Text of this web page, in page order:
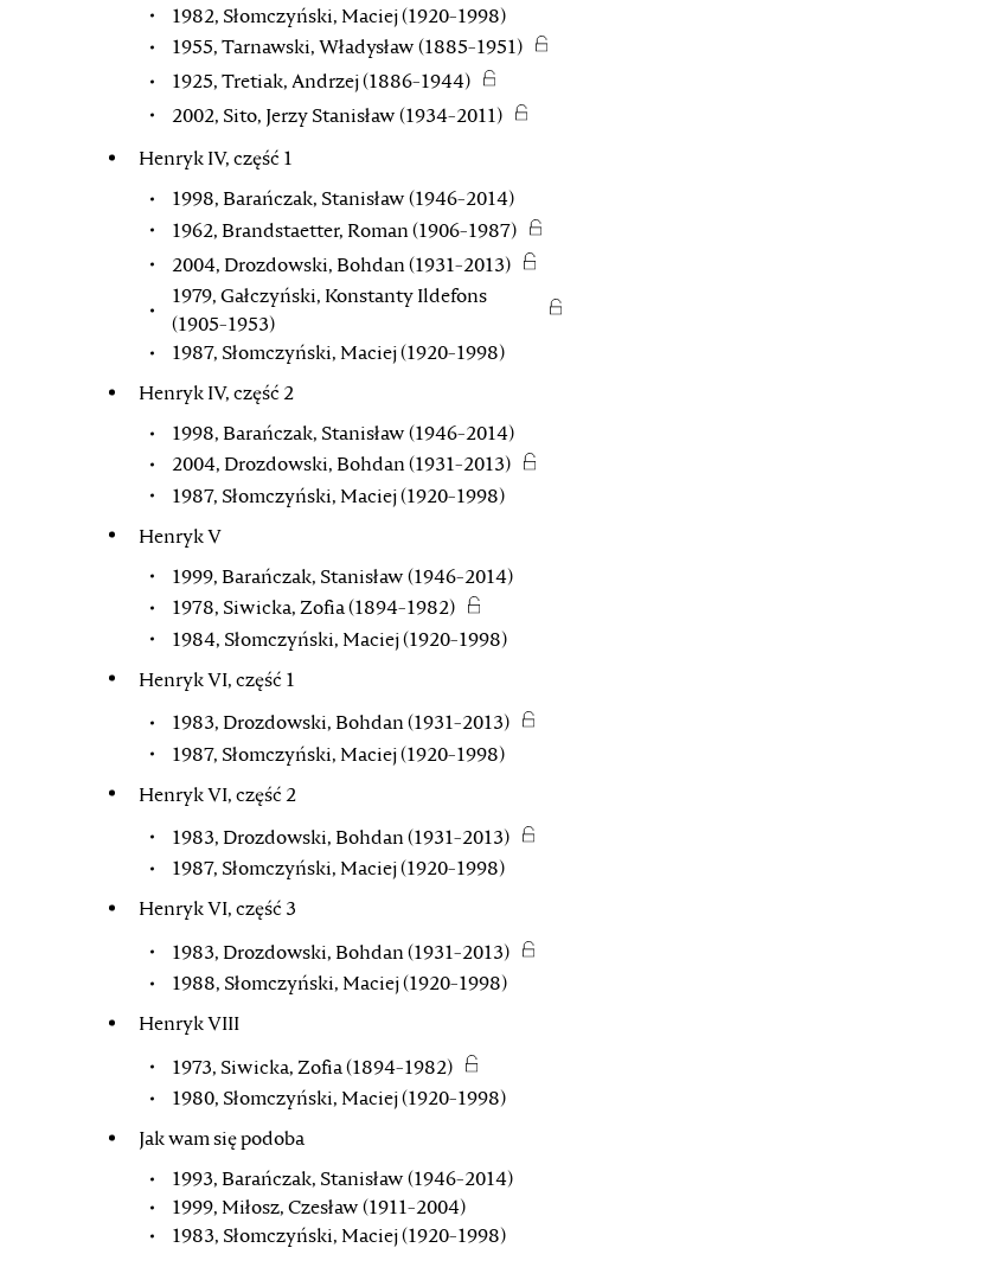
1982, Słomczyński, Maciej (1920-1998)
1955, Tarnawski, Władysław (1885-1951)
1925, Tretiak, Andrzej (1886-1944)
2002, Sito, Jerzy Stanisław (1934-2011)
Henryk IV, część 1
1998, Barańczak, Stanisław (1946-2014)
1962, Brandstaetter, Roman (1906-1987)
2004, Drozdowski, Bohdan (1931-2013)
1979, Gałczyński, Konstanty Ildefons
(1905-1953)
1987, Słomczyński, Maciej (1920-1998)
Henryk IV, część 2
1998, Barańczak, Stanisław (1946-2014)
2004, Drozdowski, Bohdan (1931-2013)
1987, Słomczyński, Maciej (1920-1998)
Henryk V
1999, Barańczak, Stanisław (1946-2014)
1978, Siwicka, Zofia (1894-1982)
1984, Słomczyński, Maciej (1920-1998)
Henryk VI, część 1
1983, Drozdowski, Bohdan (1931-2013)
1987, Słomczyński, Maciej (1920-1998)
Henryk VI, część 2
1983, Drozdowski, Bohdan (1931-2013)
1987, Słomczyński, Maciej (1920-1998)
Henryk VI, część 3
1983, Drozdowski, Bohdan (1931-2013)
1988, Słomczyński, Maciej (1920-1998)
Henryk VIII
1973, Siwicka, Zofia (1894-1982)
1980, Słomczyński, Maciej (1920-1998)
Jak wam się podoba
1993, Barańczak, Stanisław (1946-2014)
1999, Miłosz, Czesław (1911-2004)
1983, Słomczyński, Maciej (1920-1998)